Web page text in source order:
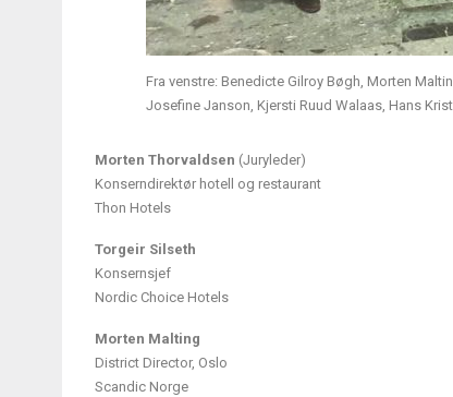
Fra venstre: Benedicte Gilroy Bøgh, Morten
Josefine Janson, Kjersti Ruud Walaas, Hans
Morten Thorvaldsen (Juryleder)
Konserndirektør hotell og restaurant
Thon Hotels
Torgeir Silseth
Konsernsjef
Nordic Choice Hotels
Morten Malting
District Director, Oslo
Scandic Norge